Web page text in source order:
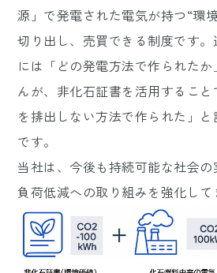
源」で発電された電気が持つ“環
切り出し、売買できる制度です
には「どの発電方法で作られた
んが、非化石証書を活用すること
を排出しない方法で作られた」
です。
当社は、今後も持続可能な社会
負荷低減への取り組みを強化して